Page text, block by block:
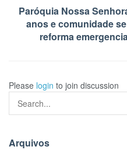
Paróquia Nossa
anos e comunidade
reforma
Please login to join discussion
Arquivos